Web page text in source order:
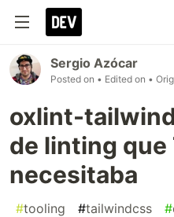
Sergio Azócar
Posted on • Edited on •
oxlint-
de linting
necesitaba
#tooling #tailwindcss #